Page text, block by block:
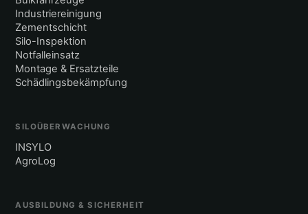
Industriereinigung
Zementschicht
Silo-Inspektion
Notfalleinsatz
Montage & Ersatzteile
Schädlingsbekämpfung
SILOÜBERWACHUNG
INSYLO
AgroLog
AUSBILDUNG & SICHERHEIT